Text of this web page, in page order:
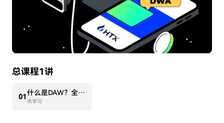
总课程1讲
01 什么是DAW？全链游戏的发展困境与展望
未学习